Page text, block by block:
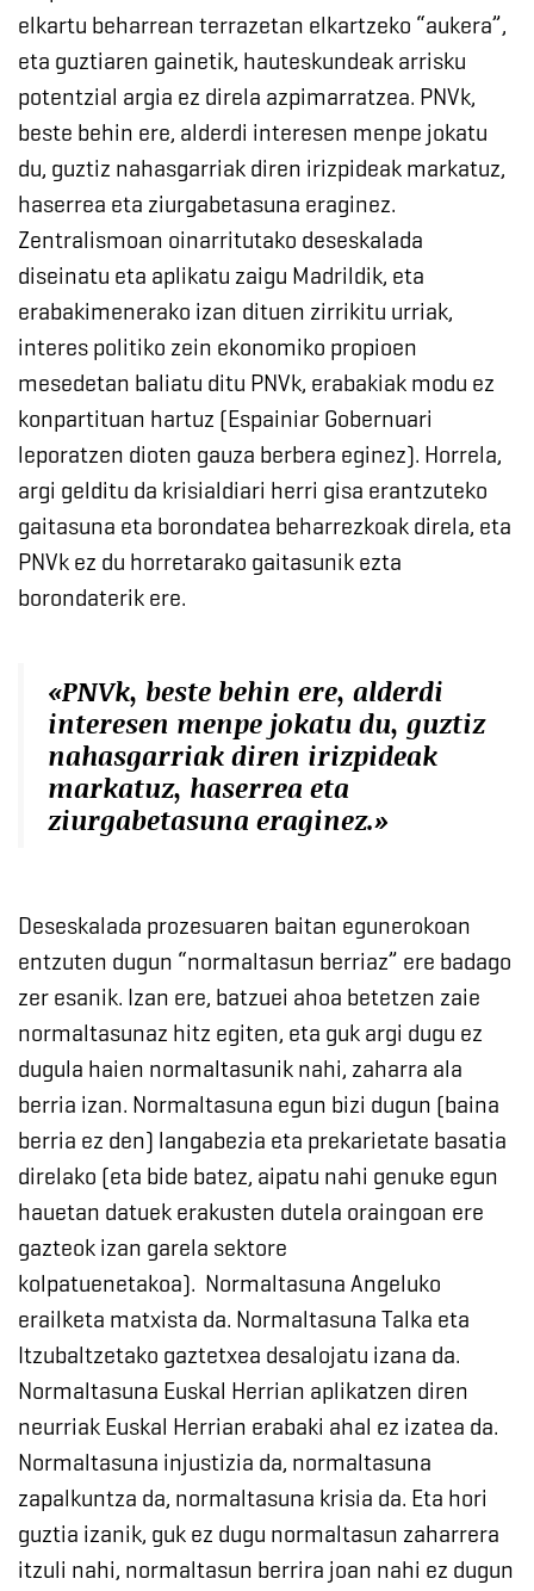
elkartu beharrean terrazetan elkartzeko “aukera”,
eta guztiaren gainetik, hauteskundeak arrisku
potentzial argia ez direla azpimarratzea. PNVk,
beste behin ere, alderdi interesen menpe jokatu
du, guztiz nahasgarriak diren irizpideak markatuz,
haserrea eta ziurgabetasuna eraginez.
Zentralismoan oinarritutako deseskalada
diseinatu eta aplikatu zaigu Madrildik, eta
erabakimenerako izan dituen zirrikitu urriak,
interes politiko zein ekonomiko propioen
mesedetan baliatu ditu PNVk, erabakiak modu ez
konpartituan hartuz (Espainiar Gobernuari
leporatzen dioten gauza berbera eginez). Horrela,
argi gelditu da krisialdiari herri gisa erantzuteko
gaitasuna eta borondatea beharrezkoak direla, eta
PNVk ez du horretarako gaitasunik ezta
borondaterik ere.
«PNVk, beste behin ere, alderdi
interesen menpe jokatu du, guztiz
nahasgarriak diren irizpideak
markatuz, haserrea eta
ziurgabetasuna eraginez.»
Deseskalada prozesuaren baitan egunerokoan
entzuten dugun “normaltasun berriaz” ere badago
zer esanik. Izan ere, batzuei ahoa betetzen zaie
normaltasunaz hitz egiten, eta guk argi dugu ez
dugula haien normaltasunik nahi, zaharra ala
berria izan. Normaltasuna egun bizi dugun (baina
berria ez den) langabezia eta prekarietate basatia
direlako (eta bide batez, aipatu nahi genuke egun
hauetan datuek erakusten dutela oraingoan ere
gazteok izan garela sektore
kolpatuenetakoa). Normaltasuna Angeluko
erailketa matxista da. Normaltasuna Talka eta
Itzubaltzetako gaztetxea desalojatu izana da.
Normaltasuna Euskal Herrian aplikatzen diren
neurriak Euskal Herrian erabaki ahal ez izatea da.
Normaltasuna injustizia da, normaltasuna
zapalkuntza da, normaltasuna krisia da. Eta hori
guztia izanik, guk ez dugu normaltasun zaharrera
itzuli nahi, normaltasun berrira joan nahi ez dugun